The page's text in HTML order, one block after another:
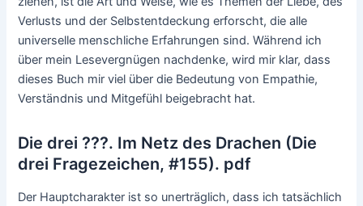
Verlusts und der Selbstentdeckung erforscht, die alle
universelle menschliche Erfahrungen sind. Während ich
über mein Lesevergnügen nachdenke, wird mir klar, dass
dieses Buch mir viel über die Bedeutung von Empathie,
Verständnis und Mitgefühl beigebracht hat.
Die drei ???. Im Netz des Drachen (Die
drei Fragezeichen, #155). pdf
Der Hauptcharakter ist so unerträglich, dass ich tatsächlich